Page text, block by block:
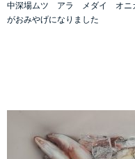
中深場ムツ アラ メダイ オニ
がおみやげになりました